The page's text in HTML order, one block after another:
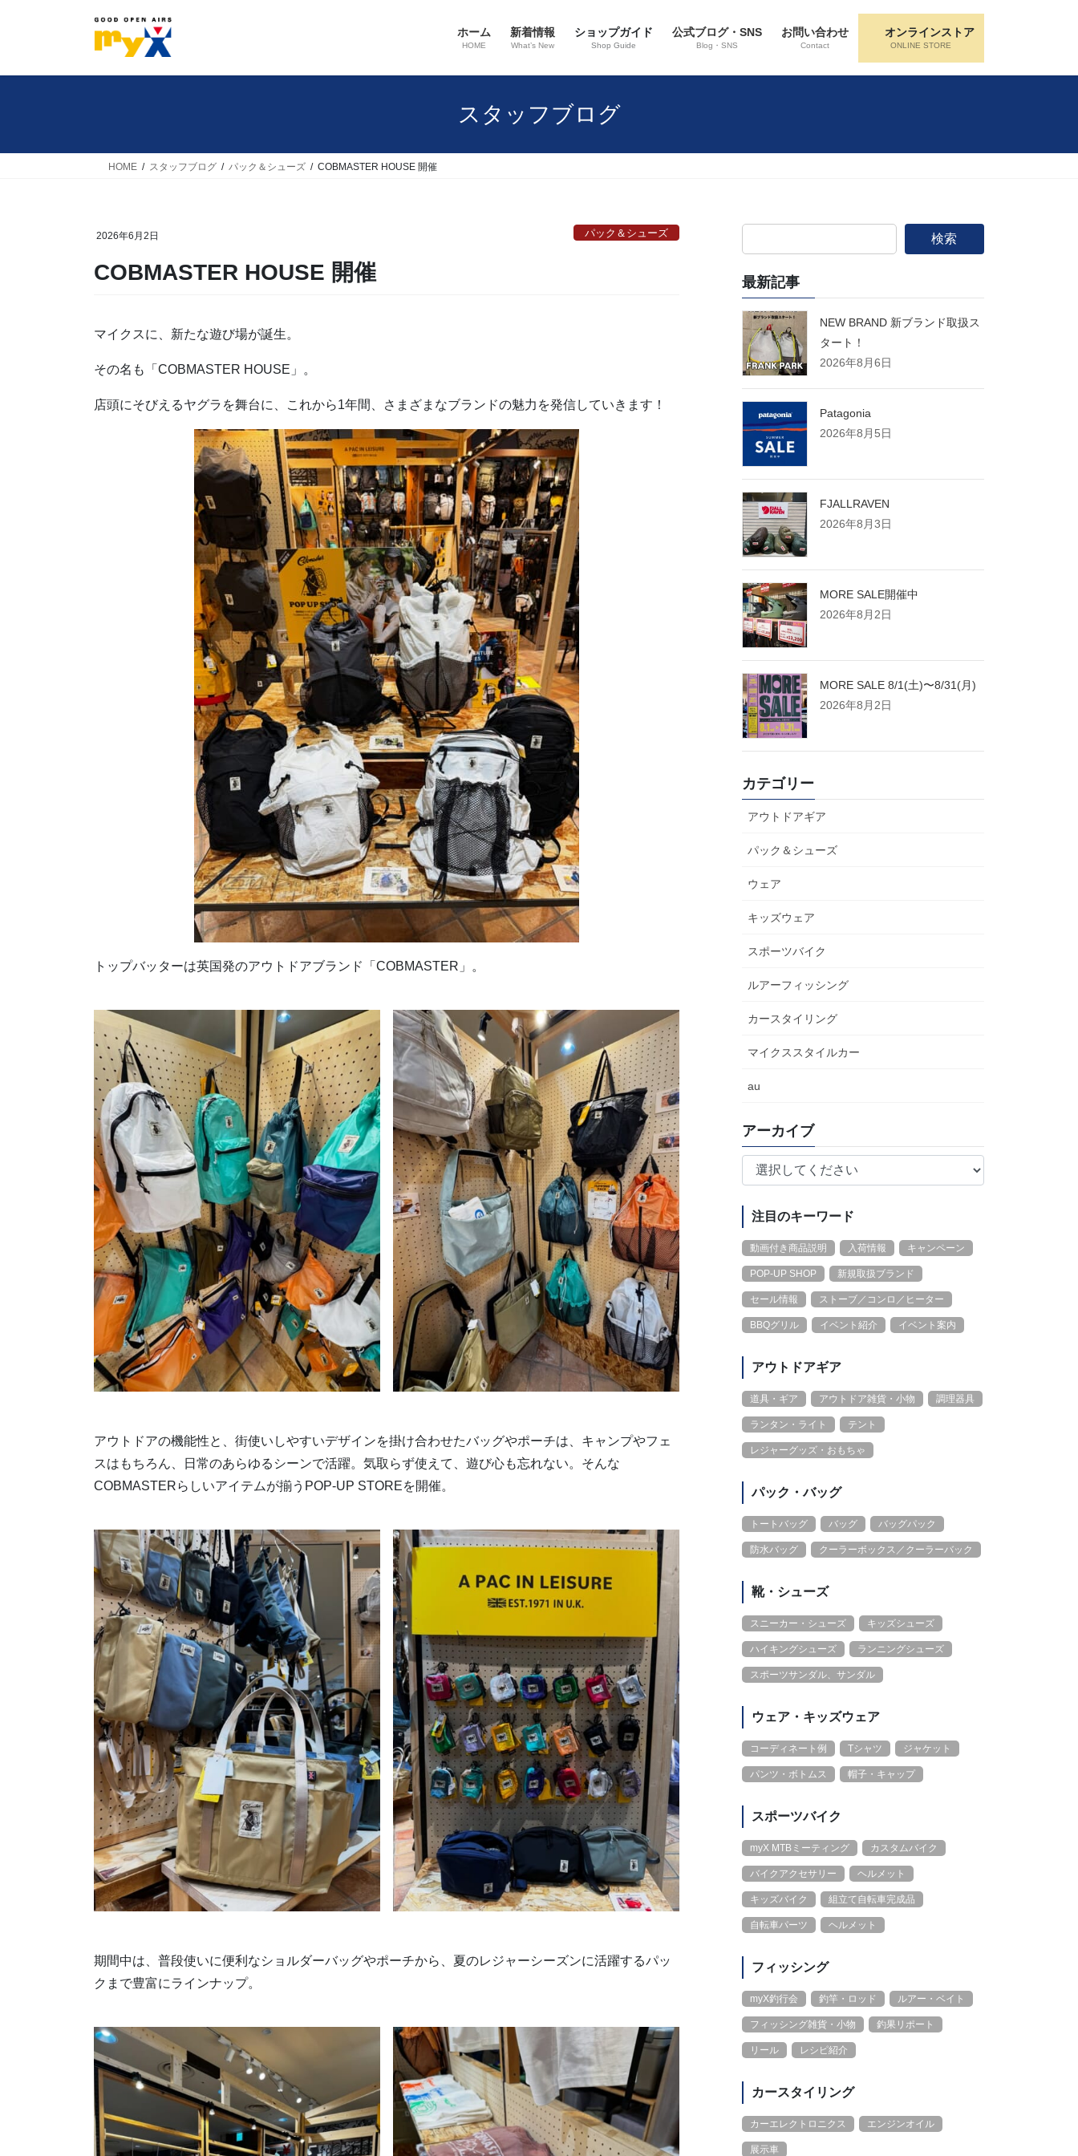
ン
ー
ホーム
HOME
新着情報
What’s New
ショップガイド
Shop Guide
公式ブログ・SNS
Blog・SNS
お問い合わせ
Contact
オンラインストア
ONLINE STORE
スタッフブログ
HOME スタッフブログ パック＆シューズ COBMASTER HOUSE 開催
2026年6月2日 パック＆シューズ
COBMASTER HOUSE 開催
マイクスに、新たな遊び場が誕生。
その名も「COBMASTER HOUSE」。
店頭にそびえるヤグラを舞台に、これから1年間、さまざまなブランドの魅力を発信していきます！
トップバッターは英国発のアウトドアブランド「COBMASTER」。
アウトドアの機能性と、街使いしやすいデザインを掛け合わせたバッグやポーチは、キャンプやフェ
スはもちろん、日常のあらゆるシーンで活躍。気取らず使えて、遊び心も忘れない。そんな
COBMASTERらしいアイテムが揃うPOP-UP STOREを開催。
期間中は、普段使いに便利なショルダーバッグやポーチから、夏のレジャーシーズンに活躍するパッ
クまで豊富にラインナップ。
検索
最新記事
NEW BRAND 新ブランド取扱ス
タート！
2026年8月6日
Patagonia
2026年8月5日
FJALLRAVEN
2026年8月3日
MORE SALE開催中
2026年8月2日
MORE SALE 8/1(土)〜8/31(月)
2026年8月2日
カテゴリー
アウトドアギア
パック＆シューズ
ウェア
キッズウェア
スポーツバイク
ルアーフィッシング
カースタイリング
マイクススタイルカー
au
アーカイブ
注目のキーワード
動画付き商品説明 入荷情報 キャンペーン
POP-UP SHOP 新規取扱ブランド
セール情報 ストーブ／コンロ／ヒーター
BBQグリル イベント紹介 イベント案内
アウトドアギア
道具・ギア アウトドア雑貨・小物 調理器具
ランタン・ライト テント
レジャーグッズ・おもちゃ
パック・バッグ
トートバッグ バッグ バッグパック
防水バッグ クーラーボックス／クーラーバック
靴・シューズ
スニーカー・シューズ キッズシューズ
ハイキングシューズ ランニングシューズ
スポーツサンダル、サンダル
ウェア・キッズウェア
コーディネート例 Tシャツ ジャケット
パンツ・ボトムス 帽子・キャップ
スポーツバイク
myX MTBミーティング カスタムバイク
バイクアクセサリー ヘルメット
キッズバイク 組立て自転車完成品
自転車パーツ ヘルメット
フィッシング
myX釣行会 釣竿・ロッド ルアー・ベイト
フィッシング雑貨・小物 釣果リポート
リール レシピ紹介
カースタイリング
カーエレクトロニクス エンジンオイル
展示車